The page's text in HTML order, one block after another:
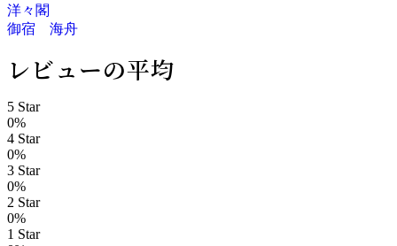
投
稿
ナ
ビ
ゲ
ー
シ
洋々閣
御宿 海舟
レビューの平均
5 Star
0%
4 Star
0%
3 Star
0%
2 Star
0%
1 Star